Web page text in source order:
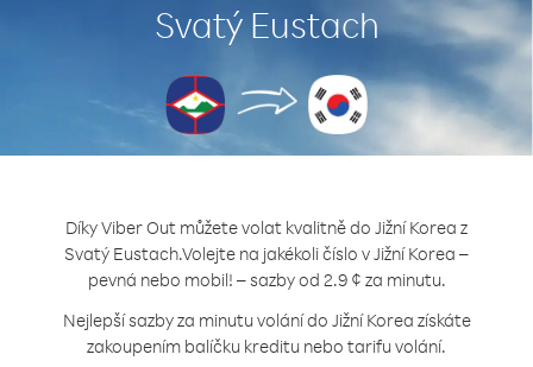
Svatý Eustach
Díky Viber Out můžete volat kvalitně do Jižní Korea z
Svatý Eustach.Volejte na jakékoli číslo v Jižní Korea –
pevná nebo mobil! – sazby od 2.9 ¢ za minutu.
Nejlepší sazby za minutu volání do Jižní Korea získáte
zakoupením balíčku kreditu nebo tarifu volání.